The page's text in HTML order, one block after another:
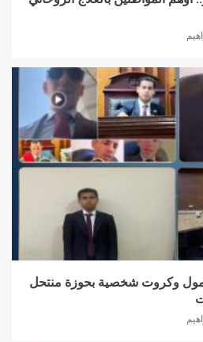
محمول وكروت شخصية بحوزة منتحل